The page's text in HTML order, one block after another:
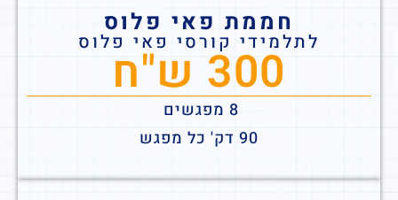
חממת פאי פלוס
לתלמידי קורסי פאי פלוס
300 ש"ח
8 מפגשים
90 דק' כל מפגש